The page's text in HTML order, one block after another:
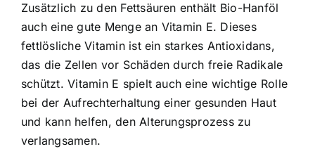
Zusätzlich zu den Fettsäuren enthält Bio-Hanföl
auch eine gute Menge an Vitamin E. Dieses
fettlösliche Vitamin ist ein starkes Antioxidans,
das die Zellen vor Schäden durch freie Radikale
schützt. Vitamin E spielt auch eine wichtige Rolle
bei der Aufrechterhaltung einer gesunden Haut
und kann helfen, den Alterungsprozess zu
verlangsamen.